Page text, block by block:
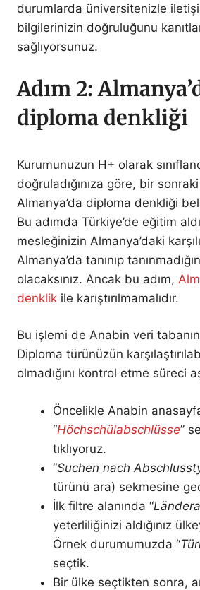
durumlarda üniversitenizle
bilgilerinizin doğruluğunu
sağlıyorsunuz.
Adım 2:
diploma denkliği
Kurumunuzun H+ olarak
doğruladığınıza göre, bir
Almanya’da diploma denkliği
Bu adımda Türkiye’de eğitim
mesleğinizin Almanya’daki
Almanya’da tanınıp
olacaksınız. Ancak bu adım,
denklik ile karıştırılmamalıdır.
Bu işlemi de Anabin veri
Diploma türünüzün
olmadığını kontrol etme süreci
Öncelikle Anabin
“Höchschülabschlüsse”
tıklıyoruz.
“Suchen nach
türünü ara) sekmesine
İlk filtre alanında “
yeterliliğinizi aldığınız
Örnek durumumuzda “
seçtik.
Bir ülke seçtikten sonra,